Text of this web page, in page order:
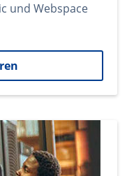
und Webspace